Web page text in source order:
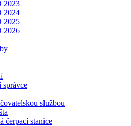
2023
2024
2025
2026
službou
čerpací stanice